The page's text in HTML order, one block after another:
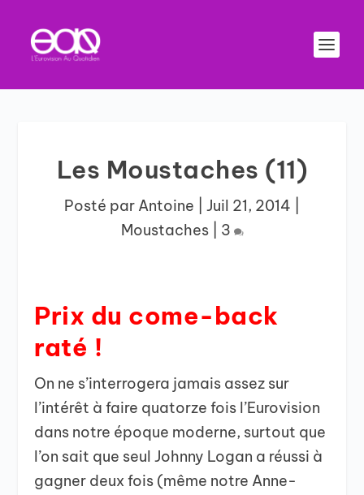
Les Moustaches (11)
Posté par Antoine Juil 21, 2014
Moustaches| 3
Prix du come-back
raté !
On ne s’interrogera jamais assez sur
l’intérêt à faire quatorze fois l’Eurovision
dans notre époque moderne, surtout que
l’on sait que seul Johnny Logan a réussi à
gagner deux fois (même notre Anne-